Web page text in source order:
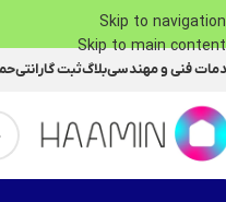
Skip to navigation
Skip to main content
فنی و مهندسیبلاگثبت گارانتی